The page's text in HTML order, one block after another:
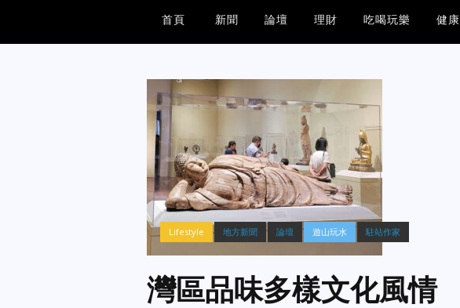
首頁 新聞 論壇 理財 吃喝玩樂 健康
Lifestyle 地方新聞 論壇 遊山玩水 駐站作家
灣區品味多樣文化風情